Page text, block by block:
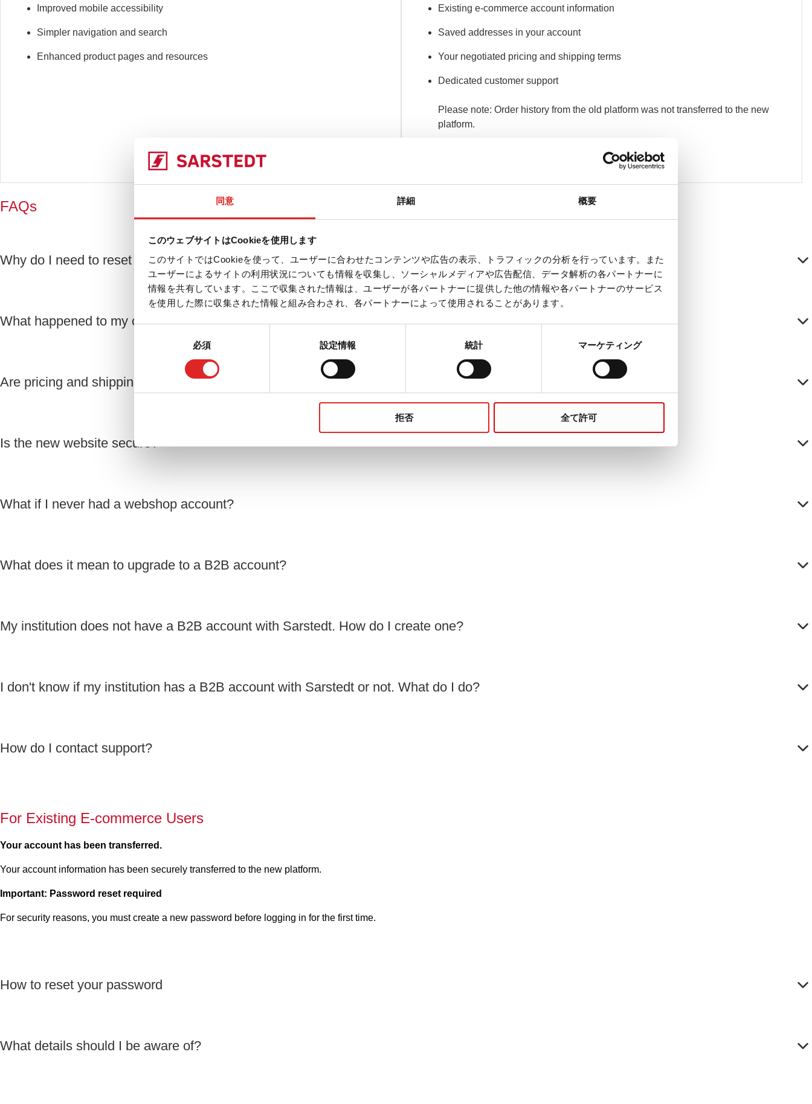
同意 詳細 概要
このウェブサイトはCookieを使用します
このサイトではCookieを使って、ユーザーに合わせたコンテンツや広告の表示、トラフィックの分析を行っています。また
ユーザーによるサイトの利用状況についても情報を収集し、ソーシャルメディアや広告配信、データ解析の各パートナーに
情報を共有しています。ここで収集された情報は、ユーザーが各パートナーに提供した他の情報や各パートナーのサービス
を使用した際に収集された情報と組み合わされ、各パートナーによって使用されることがあります。
必須 設定情報 統計 マーケティング
拒否 全て許可
Improved mobile accessibility
Simpler navigation and search
Enhanced product pages and resources
Existing e-commerce account information
Saved addresses in your account
Your negotiated pricing and shipping terms
Dedicated customer support
Please note: Order history from the old platform was not transferred to the new
platform.
FAQs
Why do I need to reset my password?
What happened to my order history?
Are pricing and shipping terms the same?
Is the new website secure?
What if I never had a webshop account?
What does it mean to upgrade to a B2B account?
My institution does not have a B2B account with Sarstedt. How do I create one?
I don't know if my institution has a B2B account with Sarstedt or not. What do I do?
How do I contact support?
For Existing E-commerce Users
Your account has been transferred.
Your account information has been securely transferred to the new platform.
Important: Password reset required
For security reasons, you must create a new password before logging in for the first time.
How to reset your password
What details should I be aware of?